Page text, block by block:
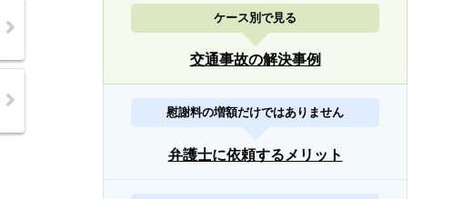
ケース別で見る
交通事故の解決事例
慰謝料の増額だけではありません
弁護士に依頼するメリット